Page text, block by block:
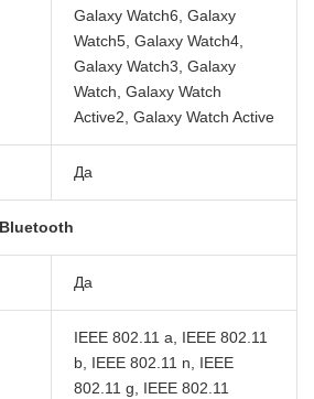
Galaxy Watch6, Galaxy
Watch5, Galaxy Watch4,
Galaxy Watch3, Galaxy
Watch, Galaxy Watch
Active2, Galaxy Watch Active
Да
Да
IEEE 802.11 a, IEEE 802.11
b, IEEE 802.11 n, IEEE
802.11 g, IEEE 802.11